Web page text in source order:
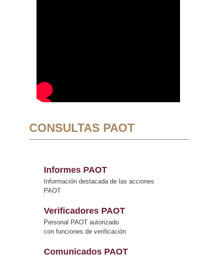
CONSULTAS PAOT
Informes PAOT
Información destacada de las acciones
PAOT
Verificadores PAOT
Personal PAOT autorizado
con funciones de verificación
Comunicados PAOT